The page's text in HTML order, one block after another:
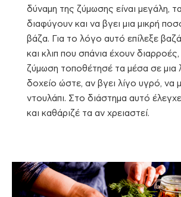
δύναμη της ζύμωσης είναι μεγάλη,
διαφύγουν και να βγει μια μικρή
βάζα. Για το λόγο αυτό επίλεξε
και κλιπ που σπάνια έχουν διαρροές,
ζύμωση τοποθέτησέ τα μέσα σε μια
δοχείο ώστε, αν βγει λίγο υγρό, να
ντουλάπι. Στο διάστημα αυτό
και καθάριζέ τα αν χρειαστεί.